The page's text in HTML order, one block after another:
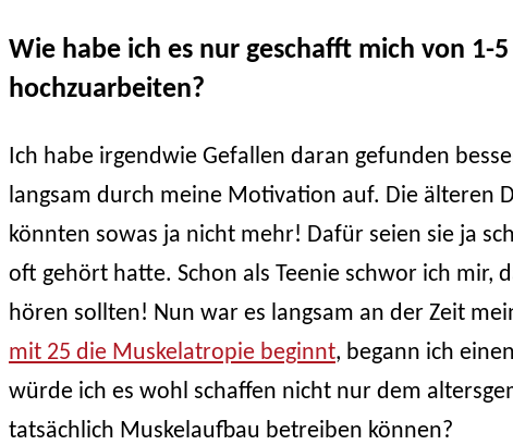
Wie habe ich es nur geschafft mich von 1-
hochzuarbeiten?
Ich habe irgendwie Gefallen daran gefunden
langsam durch meine Motivation auf. Die älteren
könnten sowas ja nicht mehr! Dafür seien sie ja
oft gehört hatte. Schon als Teenie schwor ich mir,
hören sollten! Nun war es langsam an der Zeit
mit 25 die Muskelatropie beginnt, begann ich
würde ich es wohl schaffen nicht nur dem
tatsächlich Muskelaufbau betreiben können?